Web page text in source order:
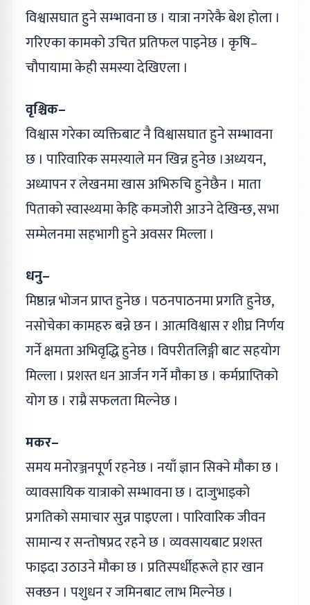
विश्वासघात हुने सम्भावना छ । यात्रा नगरेकै बेश होला ।
गरिएका कामको उचित प्रतिफल पाइनेछ । कृषि–
चौपायामा केही समस्या देखिएला ।
वृश्चिक–
विश्वास गरेका व्यक्तिबाट नै विश्वासघात हुने सम्भावना
छ । पारिवारिक समस्याले मन खिन्न हुनेछ ।अध्ययन,
अध्यापन र लेखनमा खास अभिरुचि हुनेछैन । माता
पिताको स्वास्थ्यमा केहि कमजोरी आउने देखिन्छ, सभा
सम्मेलनमा सहभागी हुने अवसर मिल्ला ।
धनु–
मिष्ठान्न भोजन प्राप्त हुनेछ । पठनपाठनमा प्रगति हुनेछ,
नसोचेका कामहरु बन्ने छन । आत्मविश्वास र शीघ्र निर्णय
गर्ने क्षमता अभिवृद्धि हुनेछ । विपरीतलिङ्गी बाट सहयोग
मिल्ला । प्रशस्त धन आर्जन गर्ने मौका छ । कर्मप्राप्तिको
योग छ । राम्रै सफलता मिल्नेछ ।
मकर–
समय मनोरञ्जनपूर्ण रहनेछ । नयाँ ज्ञान सिक्ने मौका छ ।
व्यावसायिक यात्राको सम्भावना छ । दाजुभाइको
प्रगतिको समाचार सुन्न पाइएला । पारिवारिक जीवन
सामान्य र सन्तोषप्रद रहने छ । व्यवसायबाट प्रशस्त
फाइदा उठाउने मौका छ । प्रतिस्पर्धीहरूले हार खान
सक्छन । पशुधन र जमिनबाट लाभ मिल्नेछ ।